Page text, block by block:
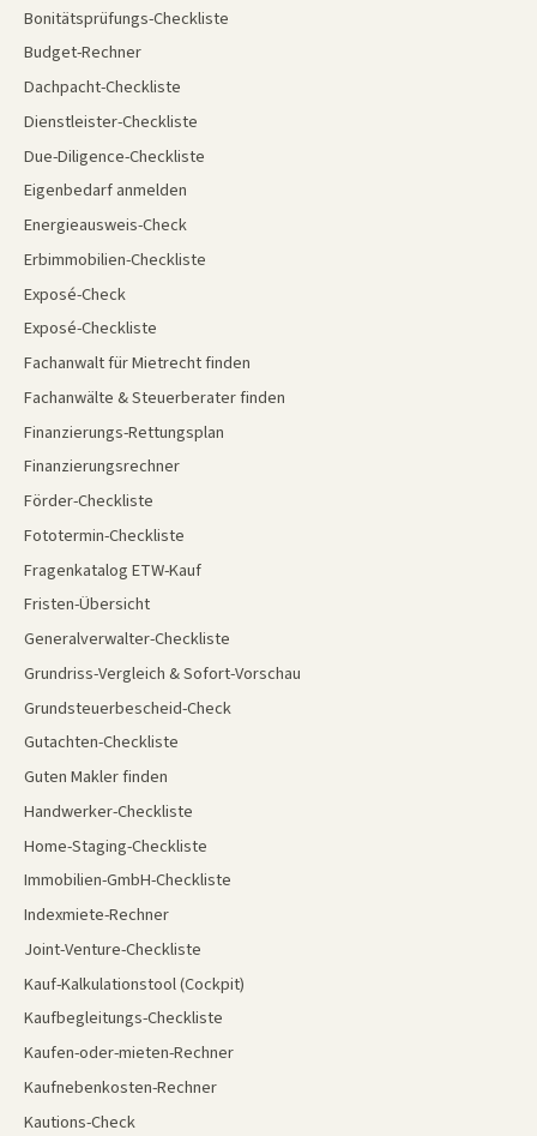
Bonitätsprüfungs-Checkliste
Budget-Rechner
Dachpacht-Checkliste
Dienstleister-Checkliste
Due-Diligence-Checkliste
Eigenbedarf anmelden
Energieausweis-Check
Erbimmobilien-Checkliste
Exposé-Check
Exposé-Checkliste
Fachanwalt für Mietrecht finden
Fachanwälte & Steuerberater finden
Finanzierungs-Rettungsplan
Finanzierungsrechner
Förder-Checkliste
Fototermin-Checkliste
Fragenkatalog ETW-Kauf
Fristen-Übersicht
Generalverwalter-Checkliste
Grundriss-Vergleich & Sofort-Vorschau
Grundsteuerbescheid-Check
Gutachten-Checkliste
Guten Makler finden
Handwerker-Checkliste
Home-Staging-Checkliste
Immobilien-GmbH-Checkliste
Indexmiete-Rechner
Joint-Venture-Checkliste
Kauf-Kalkulationstool (Cockpit)
Kaufbegleitungs-Checkliste
Kaufen-oder-mieten-Rechner
Kaufnebenkosten-Rechner
Kautions-Check